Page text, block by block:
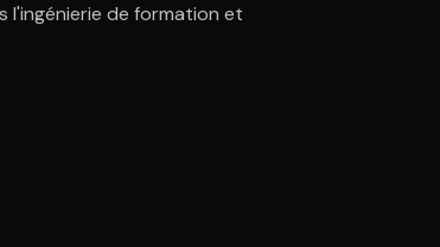
l'ingénierie de formation et